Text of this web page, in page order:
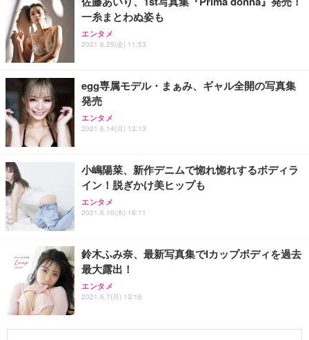
一糸まとわぬ姿も
エンタメ
2021.6.25(金) 11:53
egg専属モデル・まぁみ、ギャル全開の写真集
発売
エンタメ
2021.6.14(月) 13:13
小嶋陽菜、新作デニムで惚れ惚れするボディラ
イン！脱ぎかけ美ヒップも
エンタメ
2021.6.10(木) 16:11
鈴木ふみ奈、最新写真集でIカップボディを過去
最大露出！
エンタメ
2021.6.7(月) 13:16